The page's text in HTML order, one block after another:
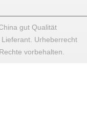
gut Qualität
Urheberrecht
vorbehalten.